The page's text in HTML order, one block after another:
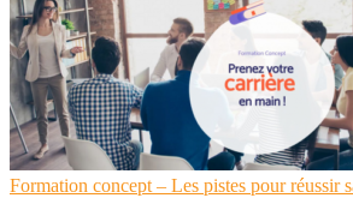
Formation concept – Les pistes pour réussir